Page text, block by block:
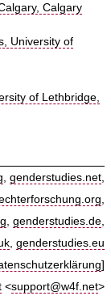
Calgary
University of
of Lethbridge,
, genderstudies.net,
,
, genderstudies.de,
, genderstudies.eu
]
<support@w4f.net>